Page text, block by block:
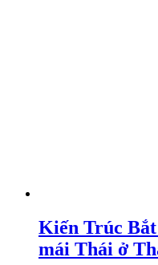
Kiến Trúc
mái Thái ở